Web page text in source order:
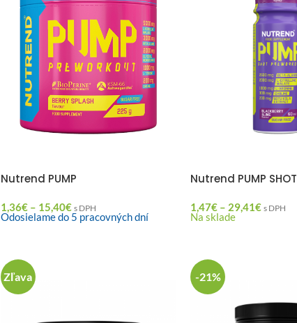
Nutrend PUMP
1,36€ – 15,40€ s DPH
Odosielame do 5 pracovných dní
Nutrend PUMP SHOT
1,47€ – 29,41€ s DPH
Na sklade
Zľava -21%